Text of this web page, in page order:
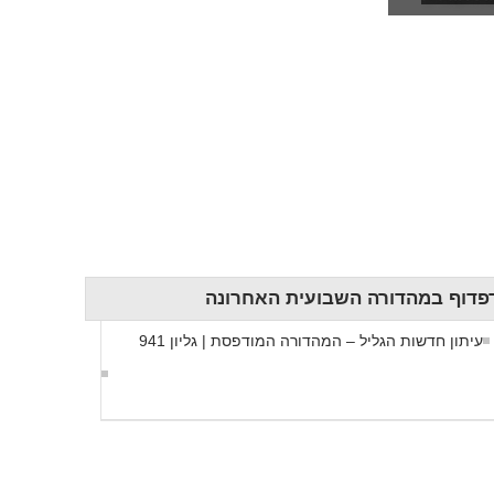
במהדורה השבועית האחרונה
עיתון חדשות הגליל – המהדורה המודפסת | גליון 941